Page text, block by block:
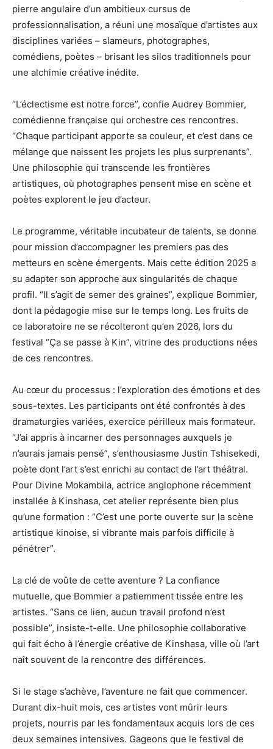
pierre angulaire d’un ambitieux cursus de
professionnalisation, a réuni une mosaïque d’artistes aux
disciplines variées – slameurs, photographes,
comédiens, poètes – brisant les silos traditionnels pour
une alchimie créative inédite.
“L’éclectisme est notre force”, confie Audrey Bommier,
comédienne française qui orchestre ces rencontres.
“Chaque participant apporte sa couleur, et c’est dans ce
mélange que naissent les projets les plus surprenants”.
Une philosophie qui transcende les frontières
artistiques, où photographes pensent mise en scène et
poètes explorent le jeu d’acteur.
Le programme, véritable incubateur de talents, se donne
pour mission d’accompagner les premiers pas des
metteurs en scène émergents. Mais cette édition 2025 a
su adapter son approche aux singularités de chaque
profil. “Il s’agit de semer des graines”, explique Bommier,
dont la pédagogie mise sur le temps long. Les fruits de
ce laboratoire ne se récolteront qu’en 2026, lors du
festival “Ça se passe à Kin”, vitrine des productions nées
de ces rencontres.
Au cœur du processus : l’exploration des émotions et des
sous-textes. Les participants ont été confrontés à des
dramaturgies variées, exercice périlleux mais formateur.
“J’ai appris à incarner des personnages auxquels je
n’aurais jamais pensé”, s’enthousiasme Justin Tshisekedi,
poète dont l’art s’est enrichi au contact de l’art théâtral.
Pour Divine Mokambila, actrice anglophone récemment
installée à Kinshasa, cet atelier représente bien plus
qu’une formation : “C’est une porte ouverte sur la scène
artistique kinoise, si vibrante mais parfois difficile à
pénétrer”.
La clé de voûte de cette aventure ? La confiance
mutuelle, que Bommier a patiemment tissée entre les
artistes. “Sans ce lien, aucun travail profond n’est
possible”, insiste-t-elle. Une philosophie collaborative
qui fait écho à l’énergie créative de Kinshasa, ville où l’art
naît souvent de la rencontre des différences.
Si le stage s’achève, l’aventure ne fait que commencer.
Durant dix-huit mois, ces artistes vont mûrir leurs
projets, nourris par les fondamentaux acquis lors de ces
deux semaines intensives. Gageons que le festival de